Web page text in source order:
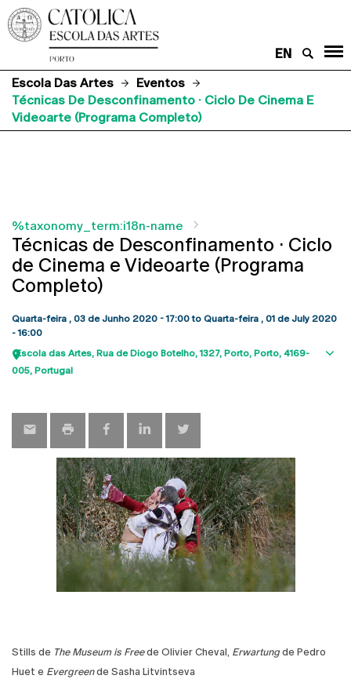
EN
Escola Das Artes
Eventos
Técnicas De Desconfinamento · Ciclo De Cinema E
Videoarte (Programa Completo)
%taxonomy_term:i18n-name
Técnicas de Desconfinamento · Ciclo
de Cinema e Videoarte (Programa
Completo)
Quarta-feira , 03 de Junho 2020 - 17:00to Quarta-feira , 01 de July 2020
- 16:00
Escola das Artes Rua de Diogo Botelho, 1327 Porto Porto 4169-
005 Portugal
Stills de The Museum is Freede Olivier Cheval, Erwartungde Pedro
Huet e Evergreende Sasha Litvintseva